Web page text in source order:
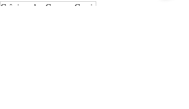
Crônicas dos Campos Gerais